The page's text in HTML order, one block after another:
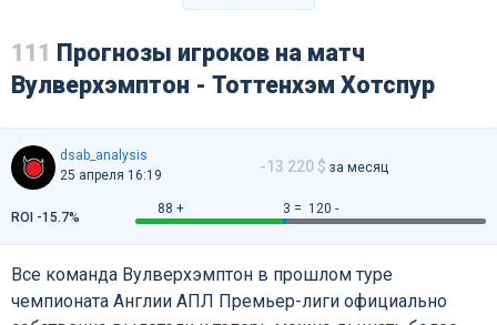
111 Прогнозы игроков на матч
Вулверхэмптон - Тоттенхэм Хотспур
dsab_analysis
25 апреля 16:19
-13 220 $ за месяц
88 + 3 = 120 -
ROI -15.7%
Все команда Вулверхэмптон в прошлом туре
чемпионата Англии АПЛ Премьер-лиги официально